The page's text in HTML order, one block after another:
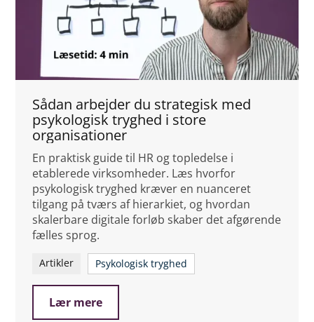
Sådan arbejder du strategisk med
psykologisk tryghed i store
organisationer
En praktisk guide til HR og topledelse i
etablerede virksomheder. Læs hvorfor
psykologisk tryghed kræver en nuanceret
tilgang på tværs af hierarkiet, og hvordan
skalerbare digitale forløb skaber det afgørende
fælles sprog.
Artikler Psykologisk tryghed
Lær mere